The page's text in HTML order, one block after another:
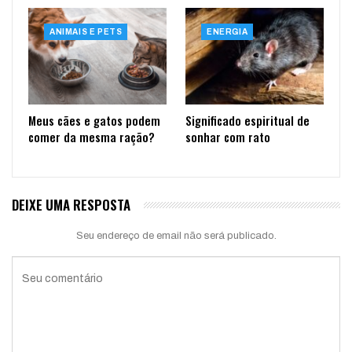
ANIMAIS E PETS
Meus cães e gatos podem
comer da mesma ração?
ENERGIA
Significado espiritual de
sonhar com rato
DEIXE UMA RESPOSTA
Seu endereço de email não será publicado.